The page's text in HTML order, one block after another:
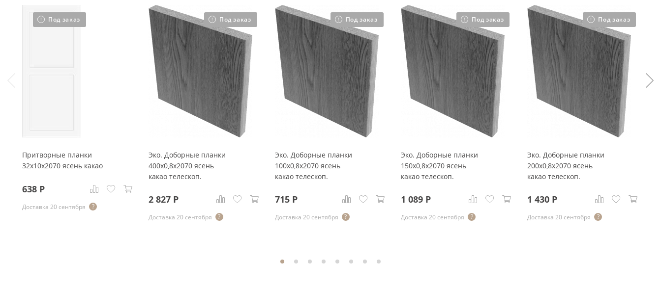
Под заказ
Притворные планки
32x10x2070 ясень какао
638 Р
Доставка 20 сентября
Под заказ
Эко. Доборные планки
400x0,8x2070 ясень
какао телескоп.
2 827Р
Доставка 20 сентября
Под заказ
Эко. Доборные планки
100x0,8x2070 ясень
какао телескоп.
715Р
Доставка 20 сентября
Под заказ
Эко. Доборные планки
150x0,8x2070 ясень
какао телескоп.
1 089 Р
Доставка 20 сентября
Под заказ
Эко. Доборные планки
200x0,8x2070 ясень
какао телескоп.
1 430 Р
Доставка 20 сентября